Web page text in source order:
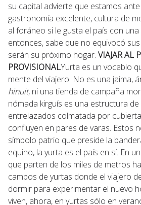
su capital advierte que estamos
gastronomía excelente, cultura de
al foráneo si le gusta el país con una
entonces, sabe que no equivocó
serán su próximo hogar. VIAJAR AL
PROVISIONALYurta es un vocablo
mente del viajero. No es una jaima,
hinuit, ni una tienda de campaña
nómada kirguís es una estructura
entrelazados colmatada por
confluyen en pares de varas. Estos
símbolo patrio que preside la
equino, la yurta es el país en sí. En
que parten de los miles de metros
campos de yurtas donde el viajero
dormir para experimentar el nuevo
viven, ahora, en yurtas sólo en